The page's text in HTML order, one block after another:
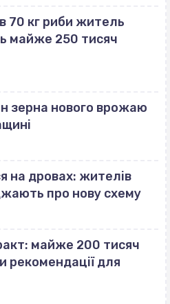
70 кг риби житель
майже 250 тисяч
зерна нового врожаю
на дровах: жителів
про нову схему
майже 200 тисяч
рекомендації для